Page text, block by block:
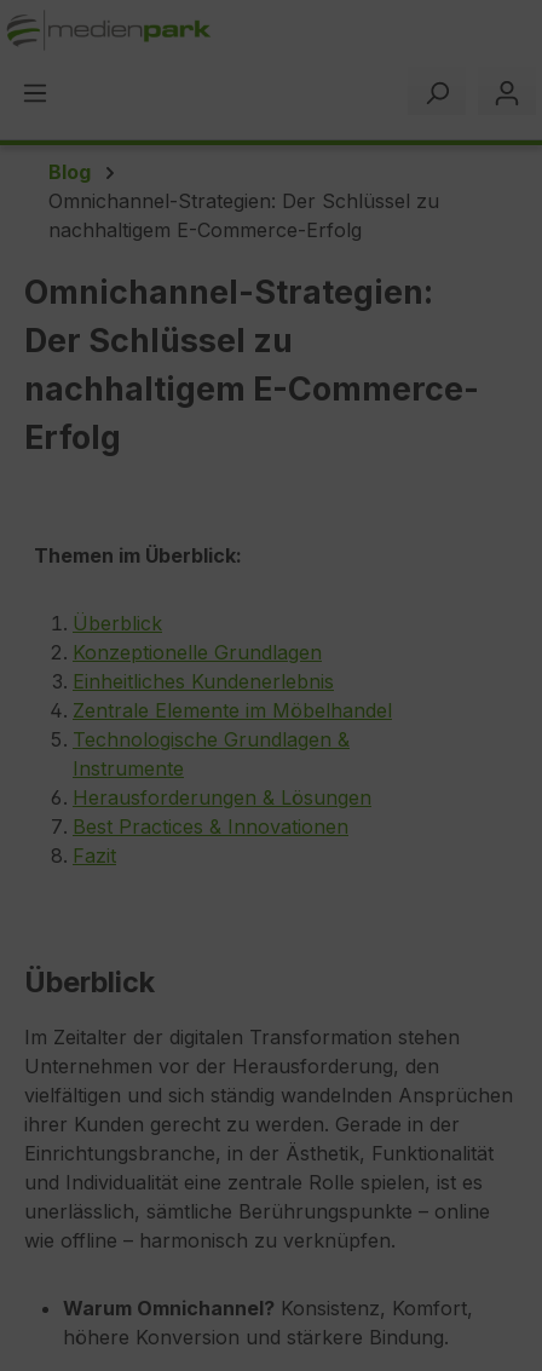
springen
Blog
Omnichannel-Strategien: Der Schlüssel zu
nachhaltigem E-Commerce-Erfolg
Omnichannel-Strategien:
Der Schlüssel zu
nachhaltigem E-Commerce-
Erfolg
Themen im Überblick:
Überblick
Konzeptionelle Grundlagen
Einheitliches Kundenerlebnis
Zentrale Elemente im Möbelhandel
Technologische Grundlagen &
Instrumente
Herausforderungen & Lösungen
Best Practices & Innovationen
Fazit
Überblick
Im Zeitalter der digitalen Transformation stehen
Unternehmen vor der Herausforderung, den
vielfältigen und sich ständig wandelnden Ansprüchen
ihrer Kunden gerecht zu werden. Gerade in der
Einrichtungsbranche, in der Ästhetik, Funktionalität
und Individualität eine zentrale Rolle spielen, ist es
unerlässlich, sämtliche Berührungspunkte – online
wie offline – harmonisch zu verknüpfen.
Warum Omnichannel? Konsistenz, Komfort,
höhere Konversion und stärkere Bindung.